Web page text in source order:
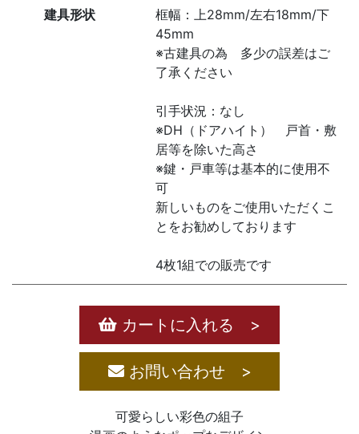
建具形状
框幅：上28mm/左右18mm/下
45mm
※古建具の為 多少の誤差はご
了承ください
引手状況：なし
※DH（ドアハイト） 戸首・敷
居等を除いた高さ
※鍵・戸車等は基本的に使用不
可
新しいものをご使用いただくこ
とをお勧めしております
4枚1組での販売です
カートに入れる >
お問い合わせ >
可愛らしい彩色の組子